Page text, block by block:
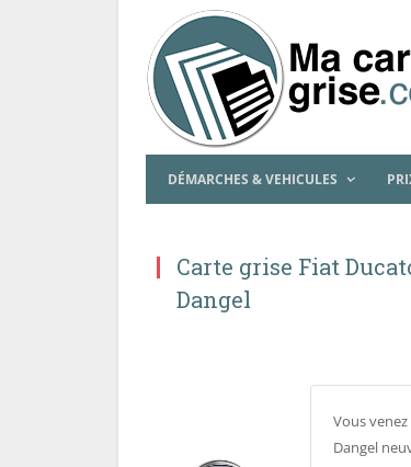
DÉMARCHES & VEHICULES
Carte grise Fiat
Dangel
Vous
Dangel